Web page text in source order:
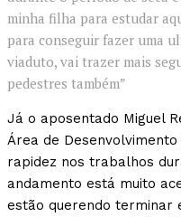
minha filha para estudar
para conseguir fazer uma
viaduto, vai trazer mais
pedestres também”
Já o aposentado Miguel
Área de
rapidez nos trabalhos
andamento está muito
estão querendo terminar